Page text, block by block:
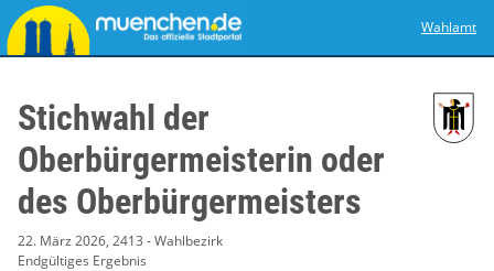
Wahlamt
Stichwahl der
Oberbürgermeisterin oder
des Oberbürgermeisters
22. März 2026, 2413 - Wahlbezirk
Endgültiges Ergebnis